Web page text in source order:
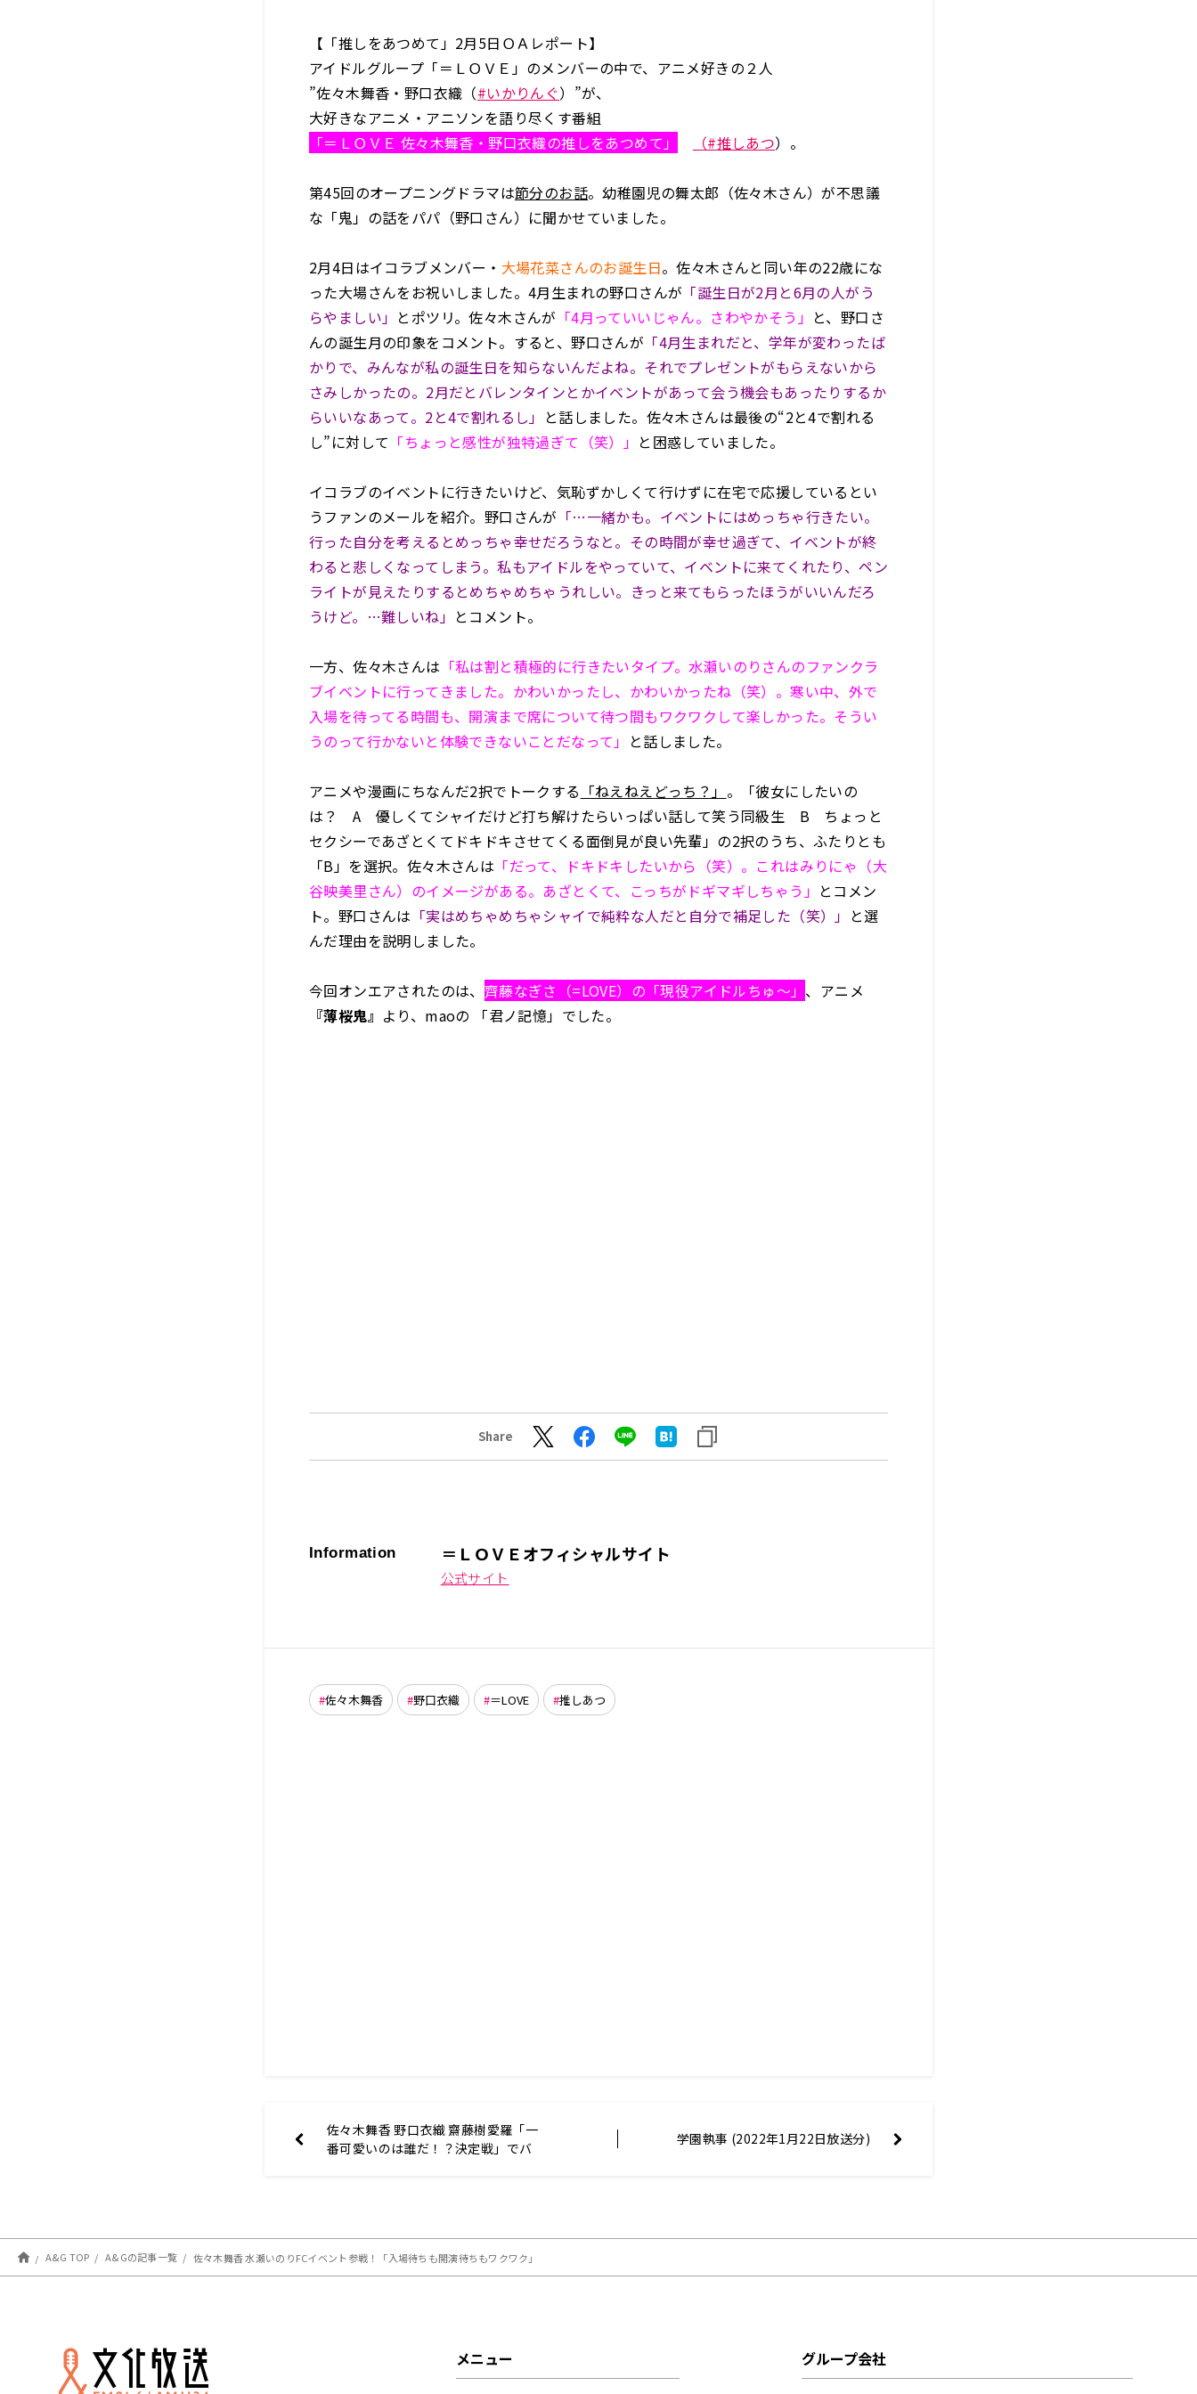
【「推しをあつめて」2月5日ＯＡレポート】
アイドルグループ「＝ＬＯＶＥ」のメンバーの中で、アニメ好きの２人
”佐々木舞香・野口衣織（#いかりんぐ）”が、
大好きなアニメ・アニソンを語り尽くす番組
「＝ＬＯＶＥ 佐々木舞香・野口衣織の推しをあつめて」
（#推しあつ）。
第45回のオープニングドラマは節分のお話。幼稚園児の舞太郎（佐々木さん）が不思議
な「鬼」の話をパパ（野口さん）に聞かせていました。
2月4日はイコラブメンバー・ 大場花菜さんのお誕生日。佐々木さんと同い年の22歳にな
った大場さんをお祝いしました。4月生まれの野口さんが 「誕生日が2月と6月の人がう
らやましい」 とポツリ。佐々木さんが 「4月っていいじゃん。さわやかそう」 と、野口さ
んの誕生月の印象をコメント。すると、野口さんが 「4月生まれだと、学年が変わったば
かりで、みんなが私の誕生日を知らないんだよね。それでプレゼントがもらえないから
さみしかったの。2月だとバレンタインとかイベントがあって会う機会もあったりするか
らいいなあって。2と4で割れるし」 と話しました。佐々木さんは最後の“2と4で割れる
し”に対して 「ちょっと感性が独特過ぎて（笑）」 と困惑していました。
イコラブのイベントに行きたいけど、気恥ずかしくて行けずに在宅で応援しているとい
うファンのメールを紹介。野口さんが 「…一緒かも。イベントにはめっちゃ行きたい。
行った自分を考えるとめっちゃ幸せだろうなと。その時間が幸せ過ぎて、イベントが終
わると悲しくなってしまう。私もアイドルをやっていて、イベントに来てくれたり、ペン
ライトが見えたりするとめちゃめちゃうれしい。きっと来てもらったほうがいいんだろ
うけど。…難しいね」 とコメント。
一方、佐々木さんは 「私は割と積極的に行きたいタイプ。水瀬いのりさんのファンクラ
ブイベントに行ってきました。かわいかったし、かわいかったね（笑）。寒い中、外で
入場を待ってる時間も、開演まで席について待つ間もワクワクして楽しかった。そうい
うのって行かないと体験できないことだなって」 と話しました。
アニメや漫画にちなんだ2択でトークする 「ねえねえどっち？」 。「彼女にしたいの
は？ A 優しくてシャイだけど打ち解けたらいっぱい話して笑う同級生 B ちょっと
セクシーであざとくてドキドキさせてくる面倒見が良い先輩」の2択のうち、ふたりとも
「B」を選択。佐々木さんは 「だって、ドキドキしたいから（笑）。これはみりにゃ（大
谷映美里さん）のイメージがある。あざとくて、こっちがドギマギしちゃう」 とコメン
ト。野口さんは 「実はめちゃめちゃシャイで純粋な人だと自分で補足した（笑）」 と選
んだ理由を説明しました。
今回オンエアされたのは、 齊藤なぎさ（=LOVE）の「現役アイドルちゅ～」 、アニメ
『薄桜鬼』 より、maoの 「君ノ記憶」でした。
Share
Information ＝ＬＯＶＥオフィシャルサイト
公式サイト
佐々木舞香 野口衣織 ＝LOVE 推しあつ
佐々木舞香 野口衣織 齋藤樹愛羅「一
番可愛いのは誰だ！？決定戦」でバ
学園執事 (2022年1月22日放送分)
A&G TOP A&Gの記事一覧 佐々木舞香 水瀬いのりFCイベント参戦！「入場待ちも開演待ちもワクワク」
メニュー グループ会社